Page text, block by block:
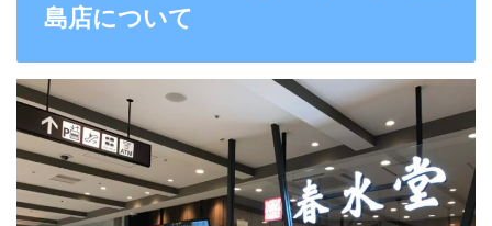
島店について